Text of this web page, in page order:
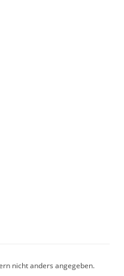
nicht anders angegeben.